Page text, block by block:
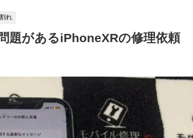
れ
題があるiPhoneXRの修理依頼